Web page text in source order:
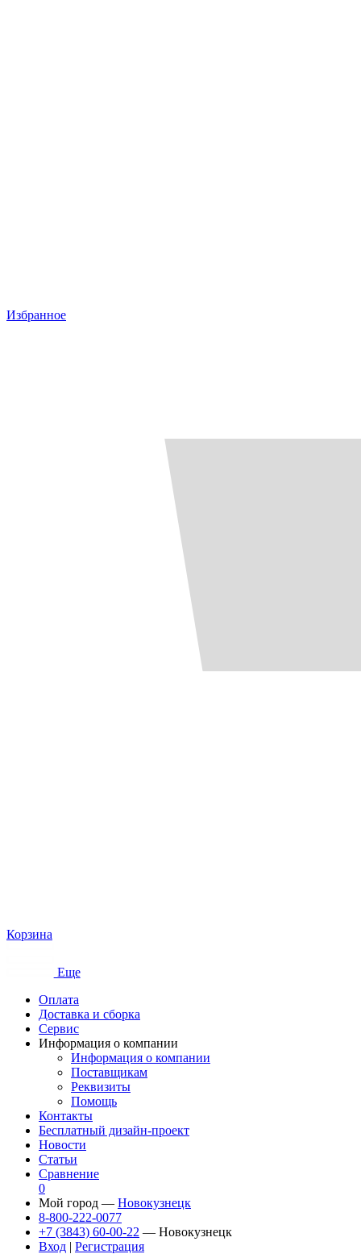
Избранное
Корзина
Еще
Оплата
Доставка и сборка
Сервис
Информация о компании
Информация о компании
Поставщикам
Реквизиты
Помощь
Контакты
Бесплатный дизайн-проект
Новости
Статьи
Сравнение
0
Мой город — Новокузнецк
8-800-222-0077
+7 (3843) 60-00-22 — Новокузнецк
Вход | Регистрация